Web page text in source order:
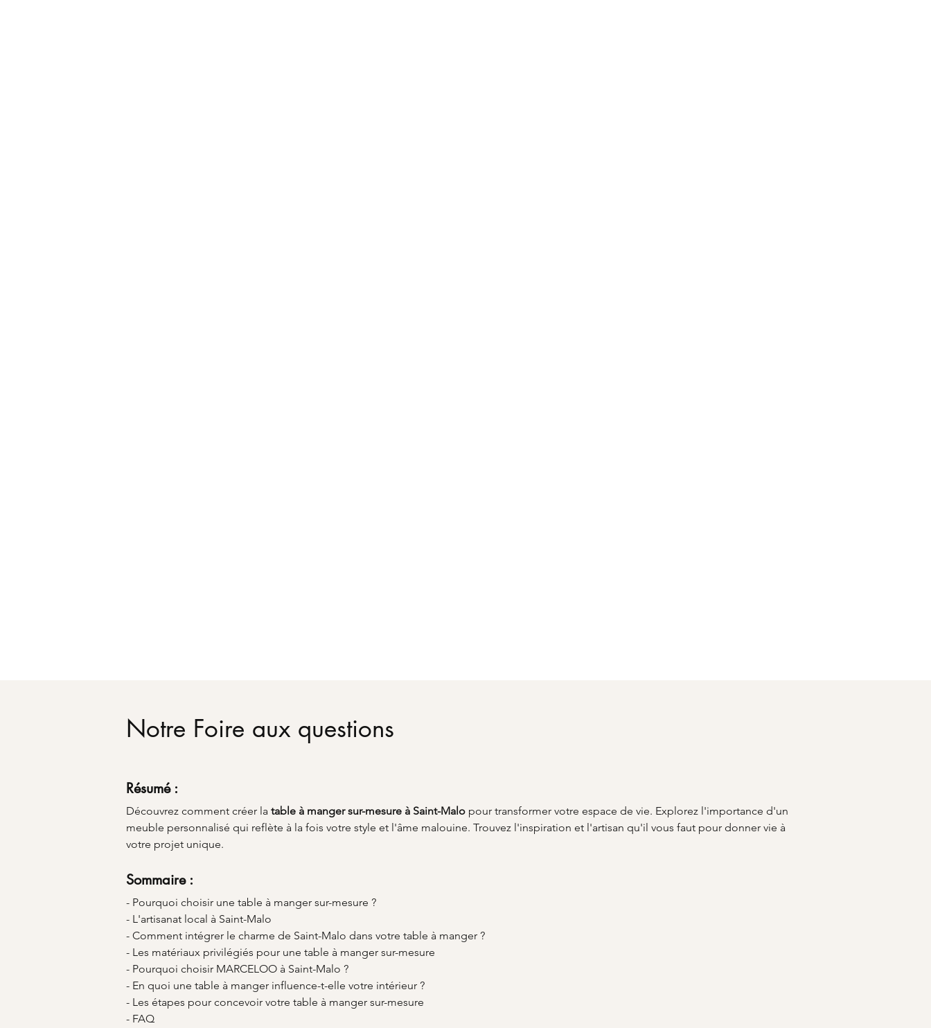
Notre Foire aux questions
Résumé :
Découvrez comment créer la table à manger sur-mesure à Saint-Malo pour transformer votre espace de vie. Explorez l'importance d'un
meuble personnalisé qui reflète à la fois votre style et l'âme malouine. Trouvez l'inspiration et l'artisan qu'il vous faut pour donner vie à
votre projet unique.
Sommaire :
- Pourquoi choisir une table à manger sur-mesure ?
- L'artisanat local à Saint-Malo
- Comment intégrer le charme de Saint-Malo dans votre table à manger ?
- Les matériaux privilégiés pour une table à manger sur-mesure
- Pourquoi choisir MARCELOO à Saint-Malo ?
- En quoi une table à manger influence-t-elle votre intérieur ?
- Les étapes pour concevoir votre table à manger sur-mesure
- FAQ